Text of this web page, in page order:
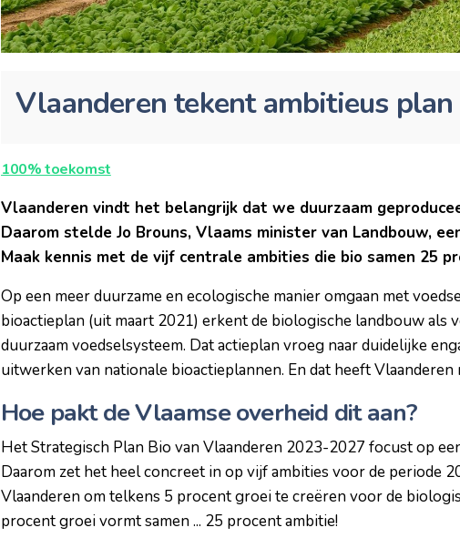
Vlaanderen tekent ambitieus
100% toekomst
Vlaanderen vindt het belangrijk dat we duurzaam
Daarom stelde Jo Brouns, Vlaams minister van Landbouw,
Maak kennis met de vijf centrale ambities die bio samen 25
Op een meer duurzame en ecologische manier omgaan met
bioactieplan (uit maart 2021) erkent de biologische landbouw als
duurzaam voedselsysteem. Dat actieplan vroeg naar duidelijke
uitwerken van nationale bioactieplannen. En dat heeft Vlaanderen
Hoe pakt de Vlaamse overheid dit aan?
Het Strategisch Plan Bio van Vlaanderen 2023-2027 focust op
Daarom zet het heel concreet in op vijf ambities voor de periode
Vlaanderen om telkens 5 procent groei te creëren voor de
procent groei vormt samen ... 25 procent ambitie!